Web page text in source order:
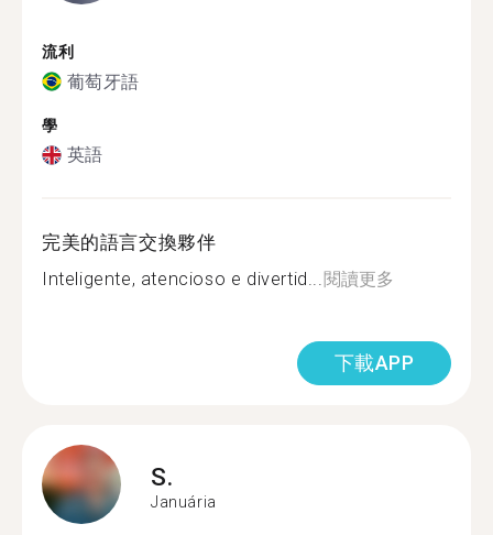
流利
葡萄牙語
學
英語
完美的語言交換夥伴
Inteligente, atencioso e divertid...閱讀更多
下載APP
S.
Januária